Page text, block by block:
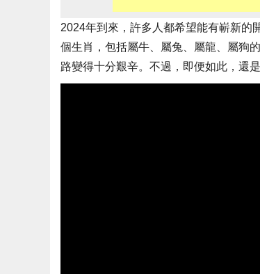
2024年到來，許多人都希望能有嶄新的
個生肖，包括屬牛、屬兔、屬龍、屬狗
路變得十分艱辛。不過，即便如此，還